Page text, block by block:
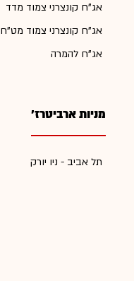
אג"ח קונצרני צמוד מדד
אג"ח קונצרני צמוד מט"ח
אג"ח להמרה
מניות ארביטרז'
תל אביב - ניו יורק